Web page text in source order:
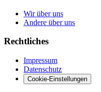
Wir über uns
Andere über uns
Rechtliches
Impressum
Datenschutz
Cookie-Einstellungen